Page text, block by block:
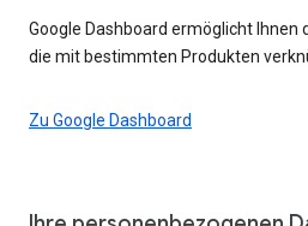
Google Dashboard ermöglicht Ihnen
die mit bestimmten Produkten
Zu Google Dashboard